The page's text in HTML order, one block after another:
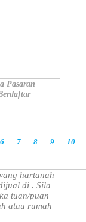
Pasaran
6 7 8 9 10
hartanah
di . Sila
tuan/puan
atau rumah